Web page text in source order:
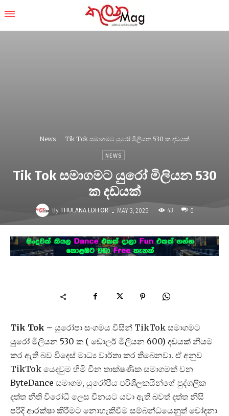
News Tik Tok සමාගමට යුරෝ මිලියන 530 ක දඩයක්
NEWS
Tik Tok සමාගමට යුරෝ මිලියන 530
ක දඩයක්
By THULANA EDITOR - MAY 3, 2025 43 0
Tik Tok – යුරෝපා සංගමය විසින් TikTok සමාගමට
යුරෝ මිලියන 530 ක ( ඩොලර් මිලියන 600) දඩයක් නියම
කර ඇති බව විදෙස් මාධ්‍ය වාර්තා කර තිබෙනවා. ඒ අනුව
TikTok යෙදවුම හිමි චීන තාක්ෂණික සමාගමක් වන
ByteDance සමාගම, යුරෝපීය පරිශීලකයින්ගේ පුද්ගලික
දත්ත නීති විරෝධී ලෙස චීනයට යවා ඇති බවත් දත්ත නිසි
පරිදි ආරක්ෂා කිරීමට නොහැකිවීම සම්බන්ධයෙනුත් චෝදනා